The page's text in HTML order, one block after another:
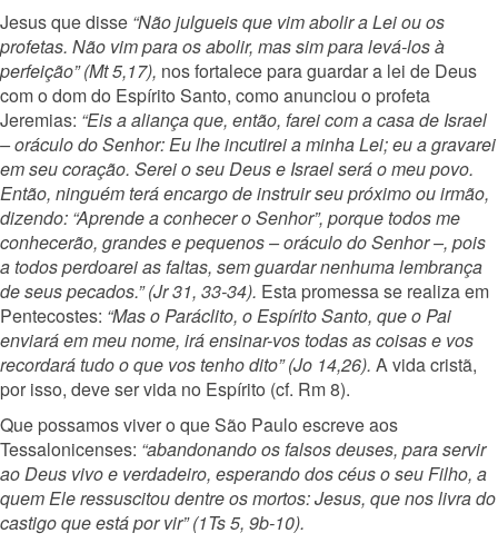
Jesus que disse “Não julgueis que vim abolir a Lei ou os
profetas. Não vim para os abolir, mas sim para levá-los à
perfeição” (Mt 5,17), nos fortalece para guardar a lei de Deus
com o dom do Espírito Santo, como anunciou o profeta
Jeremias: “Eis a aliança que, então, farei com a casa de Israel
– oráculo do Senhor: Eu lhe incutirei a minha Lei; eu a gravarei
em seu coração. Serei o seu Deus e Israel será o meu povo.
Então, ninguém terá encargo de instruir seu próximo ou irmão,
dizendo: “Aprende a conhecer o Senhor”, porque todos me
conhecerão, grandes e pequenos – oráculo do Senhor –, pois
a todos perdoarei as faltas, sem guardar nenhuma lembrança
de seus pecados.” (Jr 31, 33-34). Esta promessa se realiza em
Pentecostes: “Mas o Paráclito, o Espírito Santo, que o Pai
enviará em meu nome, irá ensinar-vos todas as coisas e vos
recordará tudo o que vos tenho dito” (Jo 14,26). A vida cristã,
por isso, deve ser vida no Espírito (cf. Rm 8).
Que possamos viver o que São Paulo escreve aos
Tessalonicenses: “abandonando os falsos deuses, para servir
ao Deus vivo e verdadeiro, esperando dos céus o seu Filho, a
quem Ele ressuscitou dentre os mortos: Jesus, que nos livra do
castigo que está por vir” (1Ts 5, 9b-10).